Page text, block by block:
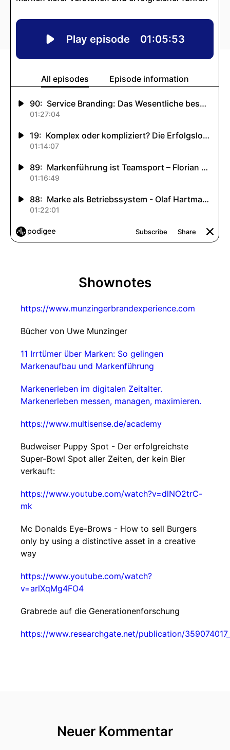
Shownotes
https://www.munzingerbrandexperience.com
Bücher von Uwe Munzinger
11 Irrtümer über Marken: So gelingen
Markenaufbau und Markenführung
Markenerleben im digitalen Zeitalter.
Markenerleben messen, managen, maximieren.
https://www.multisense.de/academy
Budweiser Puppy Spot - Der erfolgreichste
Super-Bowl Spot aller Zeiten, der kein Bier
verkauft:
https://www.youtube.com/watch?v=dlNO2trC-
mk
Mc Donalds Eye-Brows - How to sell Burgers
only by using a distinctive asset in a creative
way
https://www.youtube.com/watch?
v=arlXqMg4FO4
Grabrede auf die Generationenforschung
https://www.researchgate.net/publication/
Neuer Kommentar